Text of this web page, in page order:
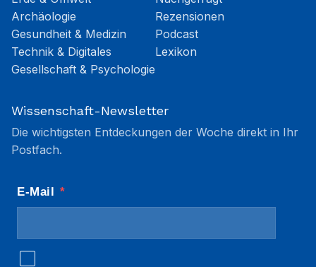
Archäologie
Gesundheit & Medizin
Technik & Digitales
Gesellschaft & Psychologie
Rezensionen
Podcast
Lexikon
Wissenschaft-Newsletter
Die wichtigsten Entdeckungen der Woche direkt in Ihr
Postfach.